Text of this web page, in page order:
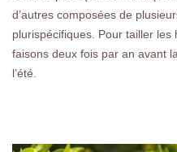
d’autres composées de
plurispécifiques. Pour tailler
faisons deux fois par an avant
l’été.